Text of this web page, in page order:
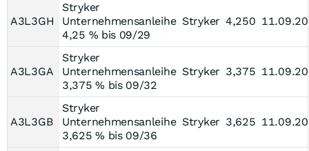
A3L3GH
Stryker
Unternehmensanleihe
4,25 % bis 09/29
Stryker 4,250
A3L3GA
Stryker
Unternehmensanleihe
3,375 % bis 09/32
Stryker 3,375
A3L3GB
Stryker
Unternehmensanleihe
3,625 % bis 09/36
Stryker 3,625